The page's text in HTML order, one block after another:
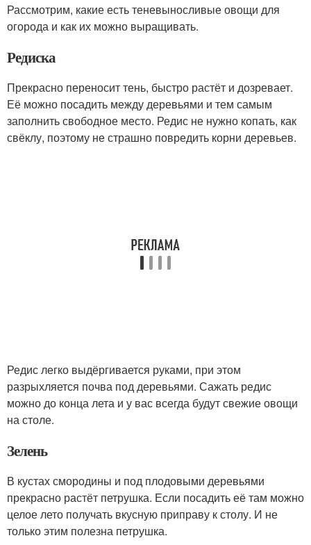
Рассмотрим, какие есть теневыносливые овощи для
огорода и как их можно выращивать.
Редиска
Прекрасно переносит тень, быстро растёт и дозревает.
Её можно посадить между деревьями и тем самым
заполнить свободное место. Редис не нужно копать, как
свёклу, поэтому не страшно повредить корни деревьев.
Редис легко выдёргивается руками, при этом
разрыхляется почва под деревьями. Сажать редис
можно до конца лета и у вас всегда будут свежие овощи
на столе.
Зелень
В кустах смородины и под плодовыми деревьями
прекрасно растёт петрушка. Если посадить её там можно
целое лето получать вкусную приправу к столу. И не
только этим полезна петрушка.